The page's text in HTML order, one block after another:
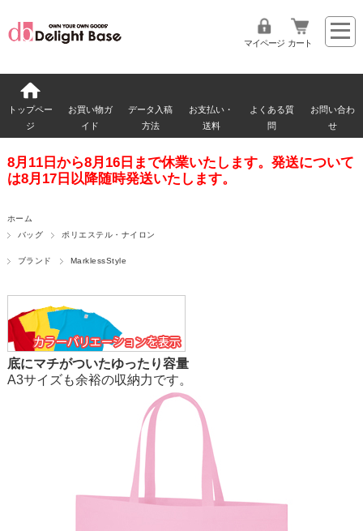
マイページ カート
トップペー
ジ
お買い物ガ
イド
データ入稿
方法
お支払い・
送料
よくある質
問
お問い合わ
せ
8月11日から8月16日まで休業いたします。発送について
は8月17日以降随時発送いたします。
ホーム
バッグ
ポリエステル・ナイロン
ブランド MarklessStyle
底にマチがついたゆったり容量
A3サイズも余裕の収納力です。